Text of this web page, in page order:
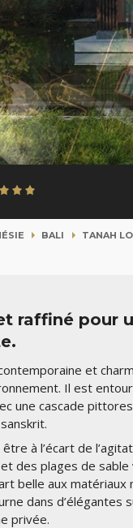
BALI TANAH
raffiné pour
et
Il est
une cascade
à l’écart de
des plages de
belle aux
dans
privée.